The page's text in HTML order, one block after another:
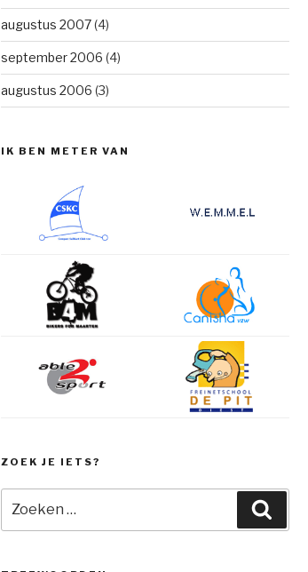
augustus 2007(4)
september 2006 (4)
augustus 2006 (3)
IK BEN METER VAN
ZOEK JE IETS?
naar: